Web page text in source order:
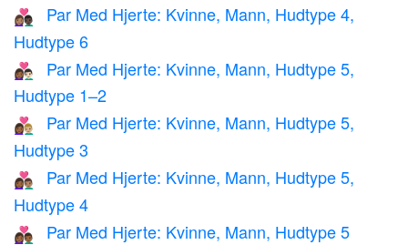
👩🏽‍❤️‍👨🏿
Par Med Hjerte: Kvinne, Mann, Hudtype 4,
Hudtype 6
👩🏾‍❤️‍👨🏻
Par Med Hjerte: Kvinne, Mann, Hudtype 5,
Hudtype 1–2
👩🏾‍❤️‍👨🏼
Par Med Hjerte: Kvinne, Mann, Hudtype 5,
Hudtype 3
👩🏾‍❤️‍👨🏽
Par Med Hjerte: Kvinne, Mann, Hudtype 5,
Hudtype 4
👩🏾‍❤️‍👨🏾 Par Med Hjerte: Kvinne, Mann, Hudtype 5